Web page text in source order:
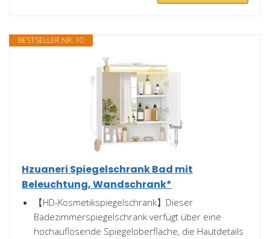
BESTSELLER NR. 10
Hzuaneri Spiegelschrank Bad mit
Beleuchtung, Wandschrank*
【HD-Kosmetikspiegelschrank】Dieser
Badezimmerspiegelschrank verfügt über eine
hochauflösende Spiegeloberfläche, die Hautdetails